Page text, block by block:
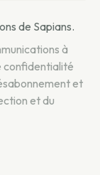
de Sapians.
à
confidentialité
et
et du